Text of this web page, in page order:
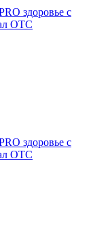
здоровье с
ОТС
здоровье с
ОТС